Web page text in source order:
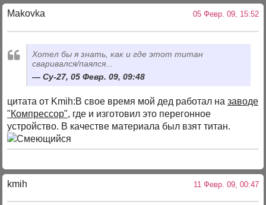
Makovka 05 Февр. 09, 15:52
Хотел бы я знать, как и где этот титан
сваривался/паялся...
Су-27, 05 Февр. 09, 09:48
цитата от Kmih:В свое время мой дед работал назаводе
"Компрессор", где и изготовил это перегонное
устройство. В качестве материала был взят титан.
kmih 11 Февр. 09, 00:47